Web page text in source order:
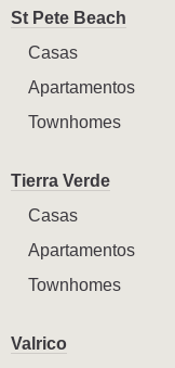
St Pete Beach
Casas
Apartamentos
Townhomes
Tierra Verde
Casas
Apartamentos
Townhomes
Valrico